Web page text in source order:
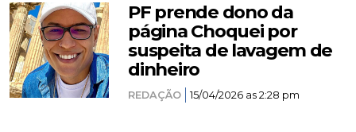
PF prende dono da
página Choquei por
suspeita de lavagem de
dinheiro
REDAÇÃO 15/04/2026 as 2:28 pm